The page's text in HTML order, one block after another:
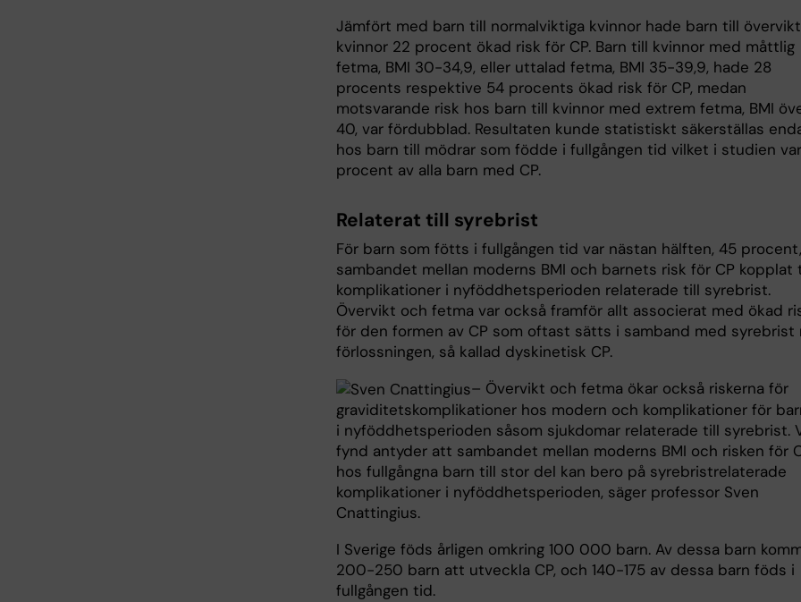
Jämfört med barn till normalviktiga kvinnor hade barn till
kvinnor 22 procent ökad risk för CP. Barn till kvinnor med måttlig
fetma, BMI 30-34,9, eller uttalad fetma, BMI 35-39,9, hade 28
procents respektive 54 procents ökad risk för CP, medan
motsvarande risk hos barn till kvinnor med extrem fetma, BMI
40, var fördubblad. Resultaten kunde statistiskt säkerställas
hos barn till mödrar som födde i fullgången tid vilket i studien
procent av alla barn med CP.
Relaterat till syrebrist
För barn som fötts i fullgången tid var nästan hälften, 45
sambandet mellan moderns BMI och barnets risk för CP kopplat
komplikationer i nyföddhetsperioden relaterade till syrebrist.
Övervikt och fetma var också framför allt associerat med ökad
för den formen av CP som oftast sätts i samband med syrebrist
förlossningen, så kallad dyskinetisk CP.
– Övervikt och fetma ökar också riskerna för
graviditetskomplikationer hos modern och komplikationer för
i nyföddhetsperioden såsom sjukdomar relaterade till syrebrist.
fynd antyder att sambandet mellan moderns BMI och risken för
hos fullgångna barn till stor del kan bero på syrebristrelaterade
komplikationer i nyföddhetsperioden, säger professor Sven
Cnattingius.
I Sverige föds årligen omkring 100 000 barn. Av dessa barn
200-250 barn att utveckla CP, och 140-175 av dessa barn föds i
fullgången tid.